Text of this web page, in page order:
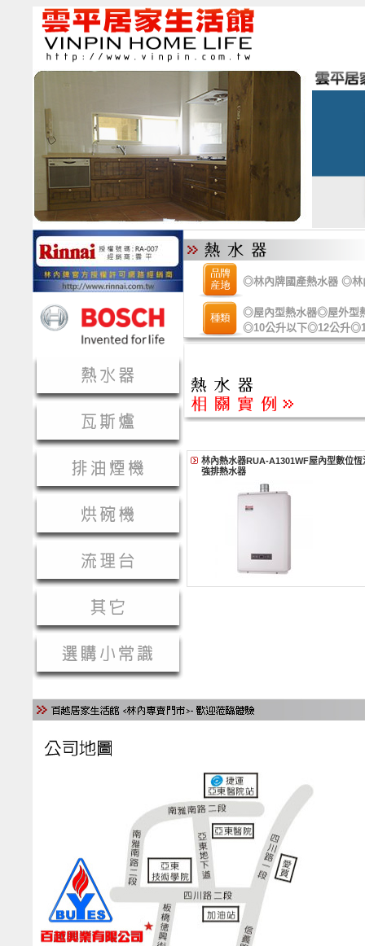
◎林內牌國產熱水器 ◎林
◎屋內型熱水器◎屋外型
◎10公升以下◎12公升◎
林內熱水器RUA-A1301WF屋內型數位恆
強排熱水器